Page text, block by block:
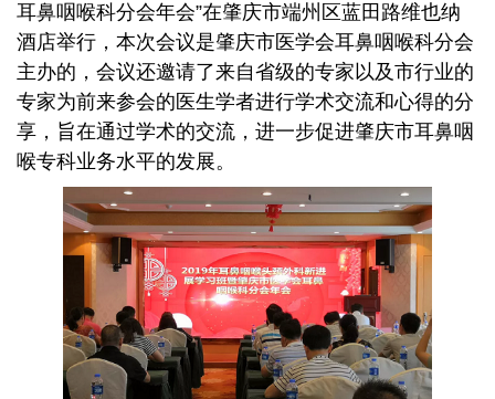
耳鼻咽喉科分会年会”在肇庆市端州区蓝田路维也纳
酒店举行，本次会议是肇庆市医学会耳鼻咽喉科分会
主办的，会议还邀请了来自省级的专家以及市行业的
专家为前来参会的医生学者进行学术交流和心得的分
享，旨在通过学术的交流，进一步促进肇庆市耳鼻咽
喉专科业务水平的发展。